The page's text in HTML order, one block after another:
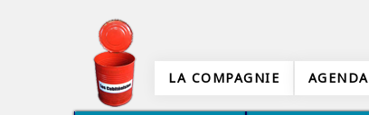
LA COMPAGNIE AGENDA